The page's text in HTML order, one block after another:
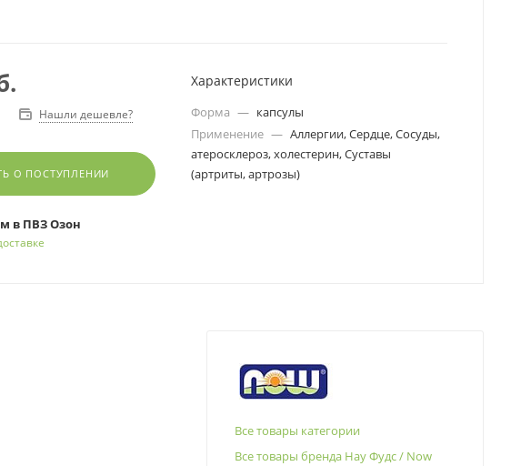
Нашли дешевле?
О ПОСТУПЛЕНИИ
в ПВЗ Озон
Характеристики
Форма — капсулы
Применение — Аллергии, Сердце, Сосуды,
атеросклероз, холестерин, Суставы
(артриты, артрозы)
Все товары категории
Все товары бренда Нау Фудс / Now